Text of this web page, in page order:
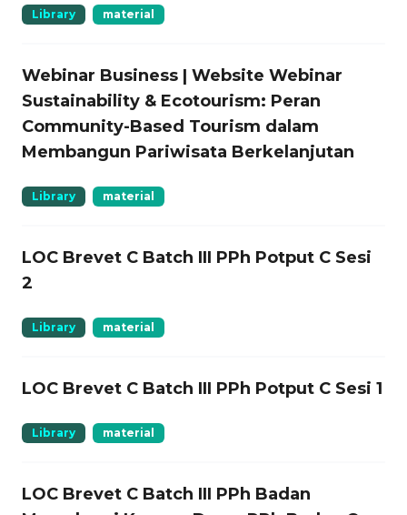
Library material
Webinar Business | Website Webinar
Sustainability & Ecotourism: Peran
Community-Based Tourism dalam
Membangun Pariwisata Berkelanjutan
Library material
LOC Brevet C Batch III PPh Potput C Sesi
2
Library material
LOC Brevet C Batch III PPh Potput C Sesi 1
Library material
LOC Brevet C Batch III PPh Badan